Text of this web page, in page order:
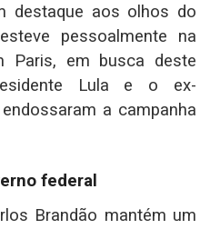
destaque aos olhos do
pessoalmente na
Paris, em busca deste
Lula e o ex-
a campanha
federal
Brandão mantém um